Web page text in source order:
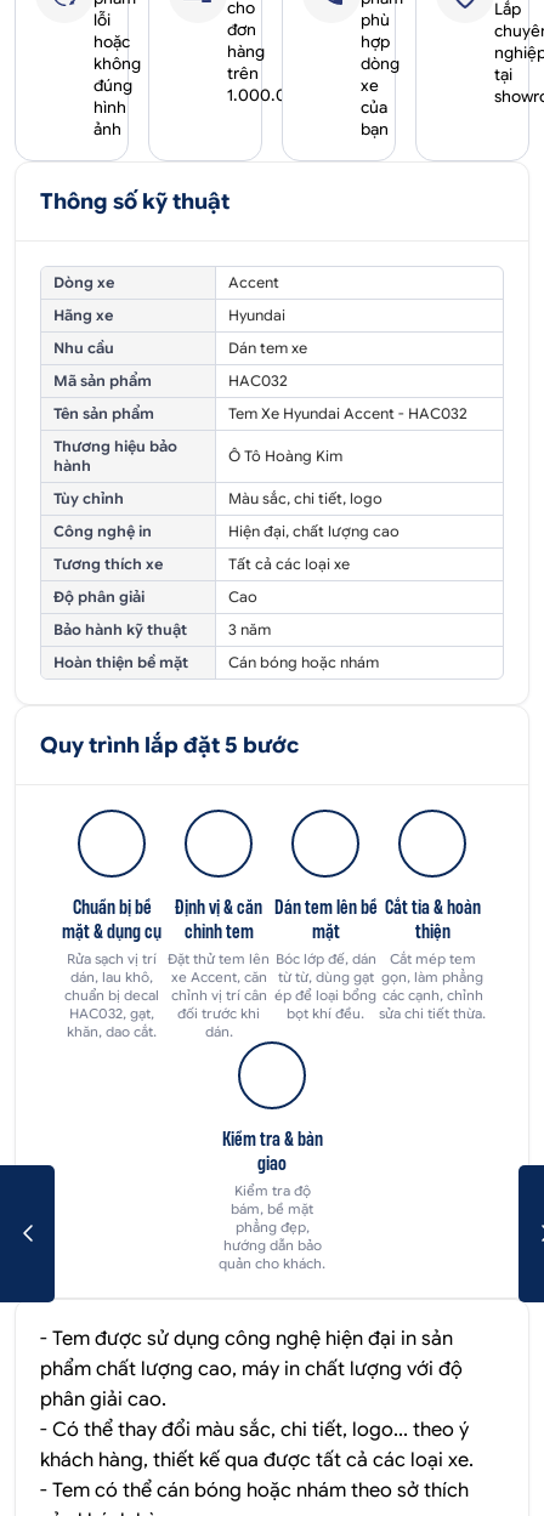
lỗi
hoặc
không
đúng
hình
ảnh
cho
đơn
hàng
trên
1.000.000₫
phù
hợp
dòng
xe
của
bạn
Lắp
tại
Thông số kỹ thuật
Dòng xe
Accent
Hãng xe
Hyundai
Nhu cầu
Dán tem xe
Mã sản phẩm
HAC032
Tên sản phẩm
Tem Xe Hyundai Accent - HAC032
Thương hiệu bảo
hành
Ô Tô Hoàng Kim
Tùy chỉnh
Màu sắc, chi tiết, logo
Công nghệ in
Hiện đại, chất lượng cao
Tương thích xe
Tất cả các loại xe
Độ phân giải
Cao
Bảo hành kỹ thuật
3 năm
Hoàn thiện bề mặt
Cán bóng hoặc nhám
Quy trình lắp đặt 5 bước
Chuẩn bị bề
mặt & dụng cụ
Rửa sạch vị trí
dán, lau khô,
chuẩn bị decal
HAC032, gạt,
khăn, dao cắt.
Định vị & căn
chỉnh tem
Đặt thử tem lên
xe Accent, căn
chỉnh vị trí cân
đối trước khi
dán.
Dán tem lên bề
mặt
Bóc lớp đế, dán
từ từ, dùng gạt
ép để loại bổng
bọt khí đều.
Cắt tỉa & hoàn
thiện
Cắt mép tem
gọn, làm phẳng
các cạnh, chỉnh
sửa chi tiết thừa.
Kiểm tra & bàn
giao
Kiểm tra độ
bám, bề mặt
phẳng đẹp,
hướng dẫn bảo
quản cho khách.
- Tem được sử dụng công nghệ hiện đại in sản
phẩm chất lượng cao, máy in chất lượng với độ
phân giải cao.
- Có thể thay đổi màu sắc, chi tiết, logo... theo ý
khách hàng, thiết kế qua được tất cả các loại xe.
- Tem có thể cán bóng hoặc nhám theo sở thích